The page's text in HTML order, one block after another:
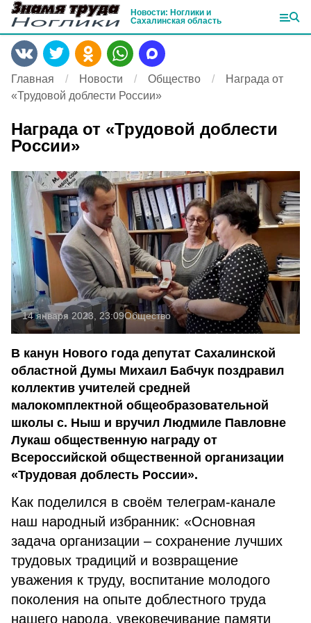
Новости: Ноглики и
Сахалинская область
Главная Новости Общество
Награда от
«Трудовой доблести России»
Награда от «Трудовой доблести
России»
14 января 2023, 23:09Общество
В канун Нового года депутат Сахалинской
областной Думы Михаил Бабчук поздравил
коллектив учителей средней
малокомплектной общеобразовательной
школы с. Ныш и вручил Людмиле Павловне
Лукаш общественную награду от
Всероссийской общественной организации
«Трудовая доблесть России».
Как поделился в своём телеграм-канале
наш народный избранник: «Основная
задача организации – сохранение лучших
трудовых традиций и возвращение
уважения к труду, воспитание молодого
поколения на опыте доблестного труда
нашего народа, увековечивание памяти